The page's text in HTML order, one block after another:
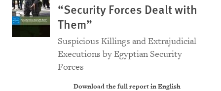
“Security Forces Dealt with
Them”
Suspicious Killings and Extrajudicial
Executions by Egyptian Security
Forces
Download the full report in English